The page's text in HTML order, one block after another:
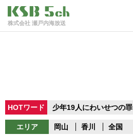
株式会社 瀬戸内海放送
HOTワード 少年19人にわいせつの罪
エリア 岡山 香川 全国